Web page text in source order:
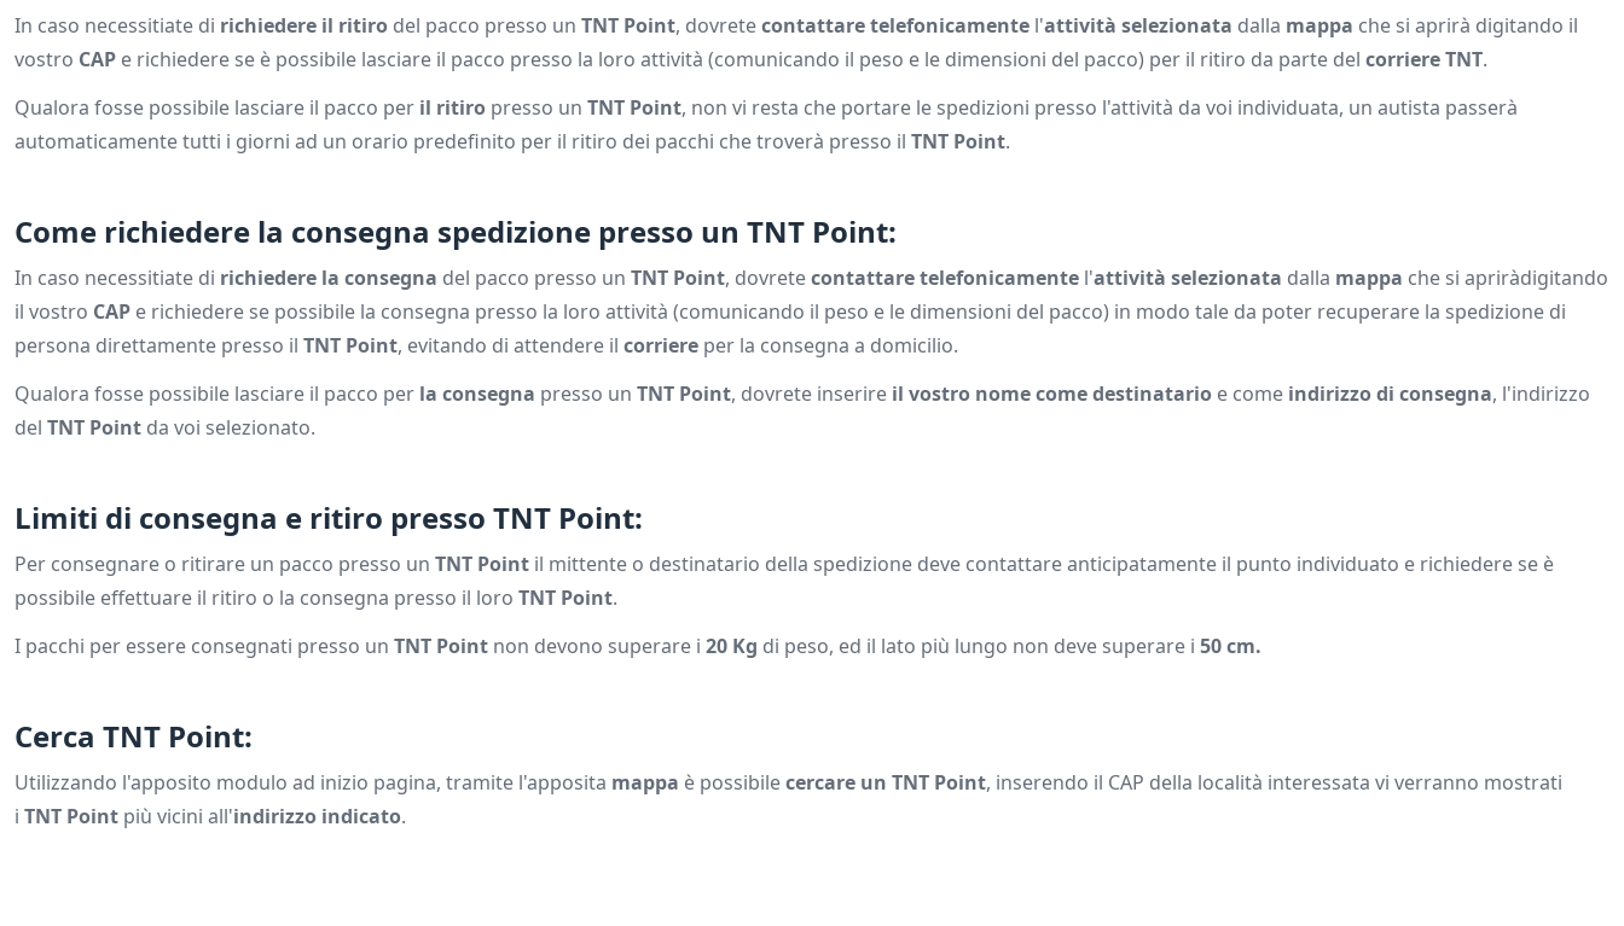
In caso necessitiate di richiedere il ritiro del pacco presso un TNT Point, dovretecontattare telefonicamente l'attività selezionata dalla mappa che si aprirà digitando il
vostro CAP e richiedere se è possibile lasciare il pacco presso la loro attività (comunicando il peso e le dimensioni del pacco) per il ritiro da parte del corriere TNT.
Qualora fosse possibile lasciare il pacco per il ritiro presso un TNT Point, non vi resta che portare le spedizioni presso l'attività da voi individuata, un autista passerà
automaticamente tutti i giorni ad un orario predefinito per il ritiro dei pacchi che troverà presso il TNT Point.
Come richiedere la consegna spedizione presso un TNT Point:
In caso necessitiate di richiedere la consegna del pacco presso un TNT Point, dovretecontattare telefonicamente l'attività selezionata dalla mappa che si apriràdigitando
il vostro CAP e richiedere se possibile la consegna presso la loro attività (comunicando il peso e le dimensioni del pacco) in modo tale da poter recuperare la spedizione di
persona direttamente presso il TNT Point, evitando di attendere il corriere per la consegna a domicilio.
Qualora fosse possibile lasciare il pacco per la consegna presso un TNT Point, dovrete inserire il vostro nome come destinatario e come indirizzo di consegna, l'indirizzo
del TNT Point da voi selezionato.
Limiti di consegna e ritiro presso TNT Point:
Per consegnare o ritirare un pacco presso un TNT Point il mittente o destinatario della spedizione deve contattare anticipatamente il punto individuato e richiedere se è
possibile effettuare il ritiro o la consegna presso il loro TNT Point.
I pacchi per essere consegnati presso un TNT Point non devono superare i 20 Kg di peso, ed il lato più lungo non deve superare i 50 cm.
Cerca TNT Point:
Utilizzando l'apposito modulo ad inizio pagina, tramite l'apposita mappa è possibilecercare un TNT Point, inserendo il CAP della località interessata vi verranno mostrati
i TNT Point più vicini all'indirizzo indicato.